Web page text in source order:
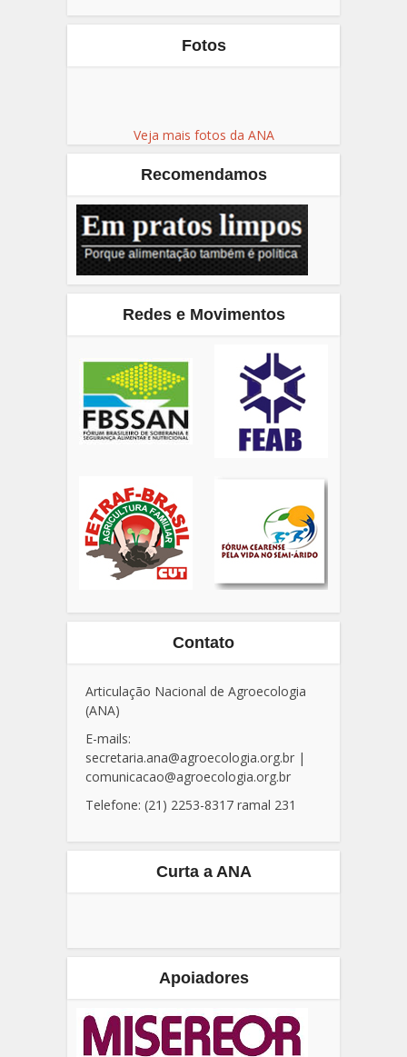
Fotos
Veja mais fotos da ANA
Recomendamos
Articulação Nacional de Agroecologia
(ANA)
E-mails:
secretaria.ana@agroecologia.org.br
|
comunicacao@agroecologia.org.br
Telefone: (21) 2253-8317 ramal 231
Apoiadores